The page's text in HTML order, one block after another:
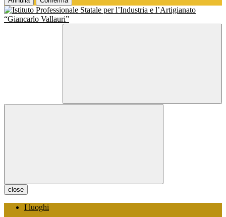
close
I luoghi